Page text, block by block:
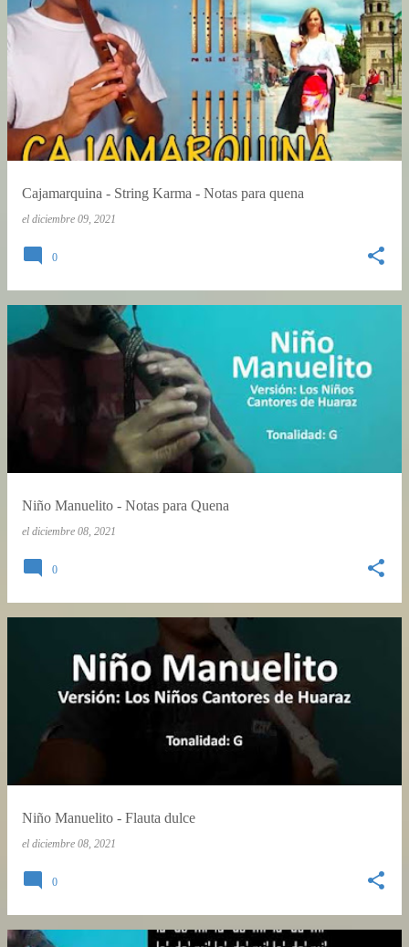
Cajamarquina - String Karma - Notas para quena
el diciembre 09, 2021
0
Niño Manuelito - Notas para Quena
el diciembre 08, 2021
0
Niño Manuelito - Flauta dulce
el diciembre 08, 2021
0